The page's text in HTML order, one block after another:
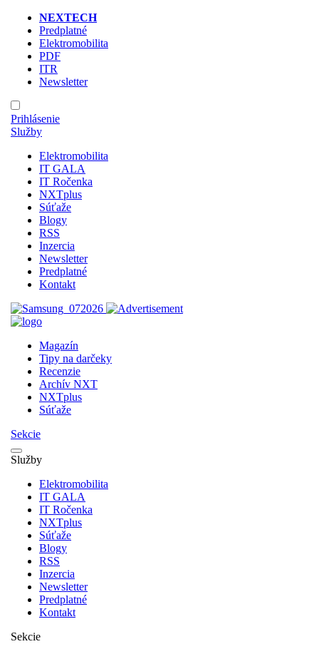
NEXTECH
Predplatné
Elektromobilita
PDF
ITR
Newsletter
Prihlásenie
Služby
Elektromobilita
IT GALA
IT Ročenka
NXTplus
Súťaže
Blogy
RSS
Inzercia
Newsletter
Predplatné
Kontakt
Magazín
Tipy na darčeky
Recenzie
Archív NXT
NXTplus
Súťaže
Sekcie
Služby
Elektromobilita
IT GALA
IT Ročenka
NXTplus
Súťaže
Blogy
RSS
Inzercia
Newsletter
Predplatné
Kontakt
Sekcie